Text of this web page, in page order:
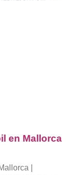
en Mallorca
|